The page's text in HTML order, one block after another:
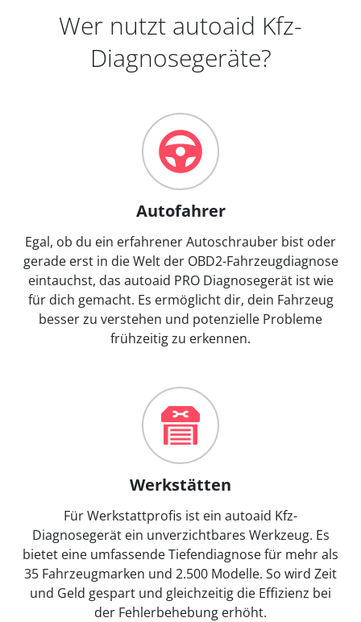
Wer nutzt autoaid Kfz-
Diagnosegeräte?
Autofahrer
Egal, ob du ein erfahrener Autoschrauber bist oder
gerade erst in die Welt der OBD2-Fahrzeugdiagnose
eintauchst, das autoaid PRO Diagnosegerät ist wie
für dich gemacht. Es ermöglicht dir, dein Fahrzeug
besser zu verstehen und potenzielle Probleme
frühzeitig zu erkennen.
Werkstätten
Für Werkstattprofis ist ein autoaid Kfz-
Diagnosegerät ein unverzichtbares Werkzeug. Es
bietet eine umfassende Tiefendiagnose für mehr als
35 Fahrzeugmarken und 2.500 Modelle. So wird Zeit
und Geld gespart und gleichzeitig die Effizienz bei
der Fehlerbehebung erhöht.